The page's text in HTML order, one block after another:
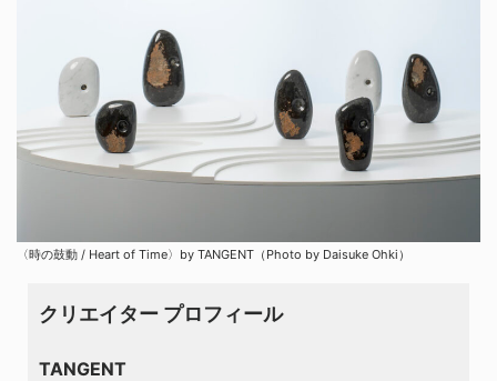
〈時の鼓動 / Heart of Time〉by TANGENT（Photo by Daisuke Ohki）
クリエイター プロフィール
TANGENT